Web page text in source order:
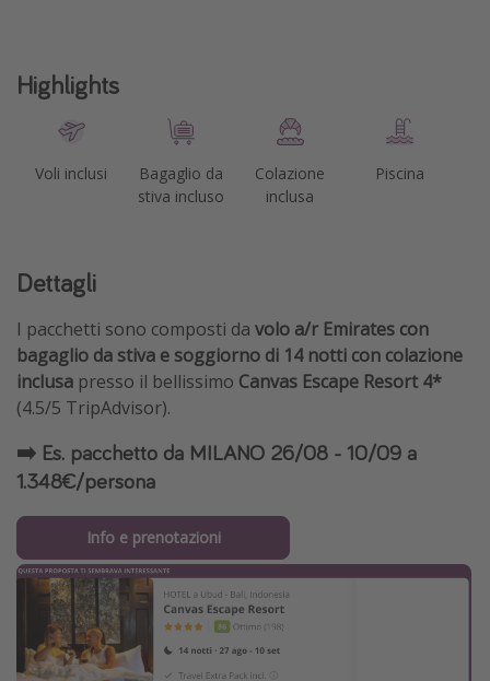
Highlights
Voli inclusi
Bagaglio da
stiva incluso
Colazione
inclusa
Piscina
Dettagli
I pacchetti sono composti da volo a/r Emirates con
bagaglio da stiva e soggiorno di 14 notti con colazione
inclusa presso il bellissimo Canvas Escape Resort 4*
(4.5/5 TripAdvisor).
➡️ Es. pacchetto da MILANO 26/08 - 10/09 a
1.348€/persona
Info e prenotazioni